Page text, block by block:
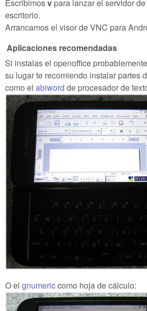
Escribimosv para lanzar el servidor
escritorio.
Arrancamos el visor de VNC para
Aplicaciones recomendadas
Si instalas el openoffice
su lugar te recomiendo instalar partes
como el abiword de procesador de
O el gnumericcomo hoja de cálculo: